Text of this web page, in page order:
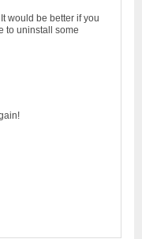
would be better if you
to uninstall some